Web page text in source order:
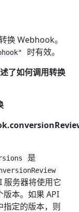
换 Webhook。
时有效。
了如何调用转换
是
服务器将使用它
版本。如果 API
指定的版本，则